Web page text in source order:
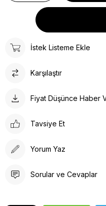
İstek Listeme Ekle
Karşılaştır
Fiyat Düşünce Haber
Tavsiye Et
Yorum Yaz
Sorular ve Cevaplar